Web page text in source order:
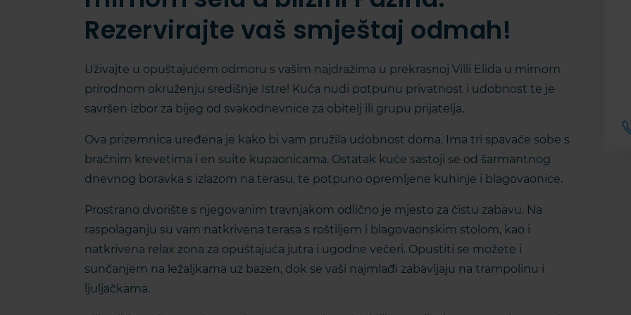
Rezervirajte vaš smještaj odmah!
Uživajte u opuštajućem odmoru s vašim najdražima u prekrasnoj Villi Elida u mirnom
prirodnom okruženju središnje Istre! Kuća nudi potpunu privatnost i udobnost te je
savršen izbor za bijeg od svakodnevnice za obitelj ili grupu prijatelja.
Ova prizemnica uređena je kako bi vam pružila udobnost doma. Ima tri spavaće sobe s
bračnim krevetima i en suite kupaonicama. Ostatak kuće sastoji se od šarmantnog
dnevnog boravka s izlazom na terasu, te potpuno opremljene kuhinje i blagovaonice.
Prostrano dvorište s njegovanim travnjakom odlično je mjesto za čistu zabavu. Na
raspolaganju su vam natkrivena terasa s roštiljem i blagovaonskim stolom, kao i
natkrivena relax zona za opuštajuća jutra i ugodne večeri. Opustiti se možete i
sunčanjem na ležaljkama uz bazen, dok se vaši najmlađi zabavljaju na trampolinu i
ljuljačkama.